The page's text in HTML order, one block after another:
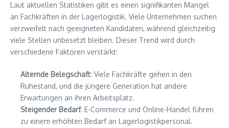
Laut aktuellen Statistiken gibt es einen signifikanten Mangel
an Fachkräften in der Lagerlogistik. Viele Unternehmen suchen
verzweifelt nach geeigneten Kandidaten, während gleichzeitig
viele Stellen unbesetzt bleiben. Dieser Trend wird durch
verschiedene Faktoren verstärkt:
Alternde Belegschaft: Viele Fachkräfte gehen in den
Ruhestand, und die jüngere Generation hat andere
Erwartungen an ihren Arbeitsplatz.
Steigender Bedarf: E-Commerce und Online-Handel führen
zu einem erhöhten Bedarf an Lagerlogistikpersonal.